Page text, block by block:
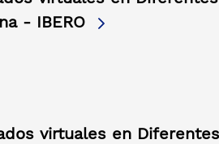
- IBERO
virtuales en